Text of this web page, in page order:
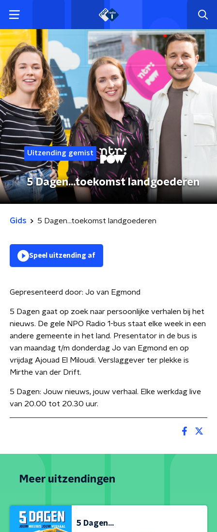
Uitzending gemist
5 Dagen...toekomst landgoederen
Gids 5 Dagen...toekomst landgoederen
Speel uitzending af
Gepresenteerd door: Jo van Egmond
5 Dagen gaat op zoek naar persoonlijke verhalen bij het
nieuws. De gele NPO Radio 1-bus staat elke week in een
andere gemeente in het land. Presentator in de bus is
van maandag t/m donderdag Jo van Egmond en op
vrijdag Ajouad El Miloudi. Verslaggever ter plekke is
Mirthe van der Drift.
5 Dagen: Jouw nieuws, jouw verhaal. Elke werkdag live
van 20.00 tot 20.30 uur.
Meer uitzendingen
5 Dagen...